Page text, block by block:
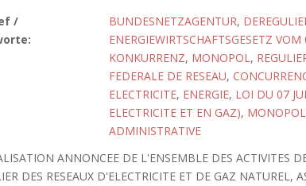
/
BUNDESNETZAGENTUR,
ENERGIEWIRTSCHAFTSGESETZ
KONKURRENZ, MONOPOL,
FEDERALE DE RESEAU,
ELECTRICITE, ENERGIE, LOI DU 07
ELECTRICITE ET EN GAZ),
ADMINISTRATIVE
ANNONCEE DE L'ENSEMBLE DES ACTIVITES
DES RESEAUX D'ELECTRICITE ET DE GAZ NATUREL,